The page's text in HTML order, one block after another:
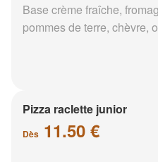
Base crème fraîche,
pommes de terre, chèvre,
Pizza raclette junior
Dès 11.50 €